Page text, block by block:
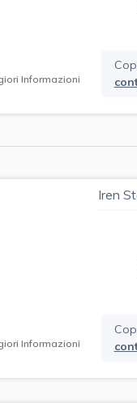
Informazioni
Informazioni
Iren